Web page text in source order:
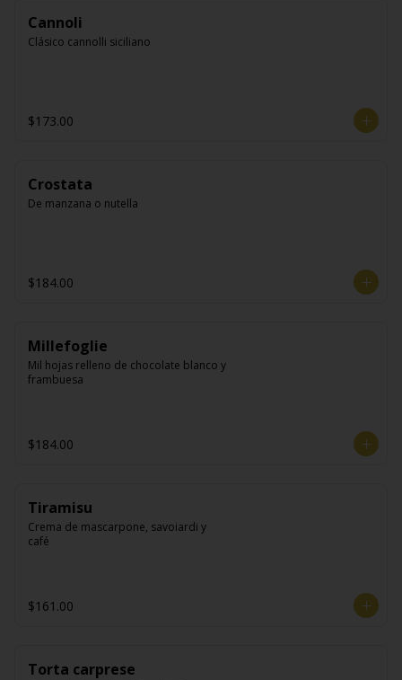
Cannoli
Clásico cannolli siciliano
$173.00
Crostata
De manzana o nutella
$184.00
Millefoglie
Mil hojas relleno de chocolate blanco y
frambuesa
$184.00
Tiramisu
Crema de mascarpone, savoiardi y
café
$161.00
Torta carprese